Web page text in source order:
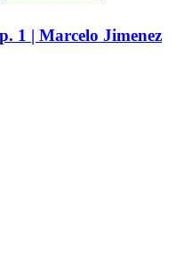
1 | Marcelo Jimenez